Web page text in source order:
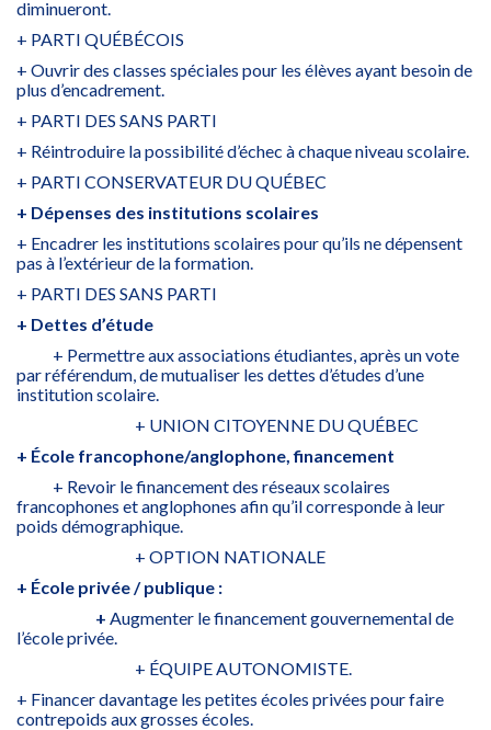
diminueront.
+ PARTI QUÉBÉCOIS
+ Ouvrir des classes spéciales pour les élèves ayant besoin de
plus d’encadrement.
+ PARTI DES SANS PARTI
+ Réintroduire la possibilité d’échec à chaque niveau scolaire.
+ PARTI CONSERVATEUR DU QUÉBEC
+ Dépenses des institutions scolaires
+ Encadrer les institutions scolaires pour qu’ils ne dépensent
pas à l’extérieur de la formation.
+ PARTI DES SANS PARTI
+ Dettes d’étude
+ Permettre aux associations étudiantes, après un vote
par référendum, de mutualiser les dettes d’études d’une
institution scolaire.
+ UNION CITOYENNE DU QUÉBEC
+ École francophone/anglophone, financement
+ Revoir le financement des réseaux scolaires
francophones et anglophones afin qu’il corresponde à leur
poids démographique.
+ OPTION NATIONALE
+ École privée / publique :
+ Augmenter le financement gouvernemental de
l’école privée.
+ ÉQUIPE AUTONOMISTE.
+ Financer davantage les petites écoles privées pour faire
contrepoids aux grosses écoles.